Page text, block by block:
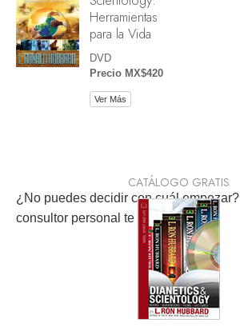
Herramientas
para la Vida
DVD
Precio MX$420
Ver Más
¿No puedes decidir con cuál empezar?
consultor personal te ayudará.
CATÁLOGO GRATIS